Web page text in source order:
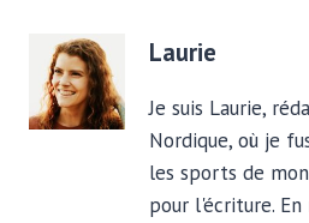
Laurie
Je suis Laurie,
Nordique, où je
les sports de
pour l'écriture.